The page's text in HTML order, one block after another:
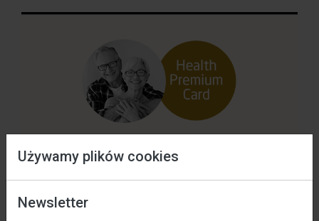
Używamy plików cookies
Data wejścia w życie: 01 / 11 / 2023 r.
Newsletter